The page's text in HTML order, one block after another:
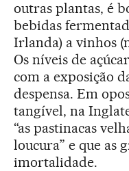
outras plantas, é
bebidas
Irlanda) a vinhos
Os níveis de
com a exposição
despensa. Em
tangível, na
“as pastinacas
loucura” e que as
imortalidade.